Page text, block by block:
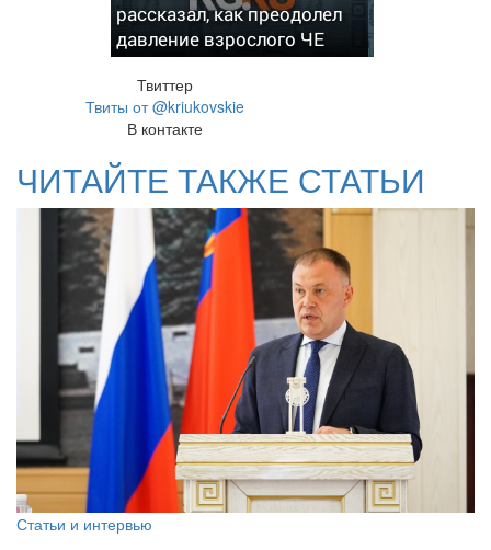
рассказал, как преодолел
давление взрослого ЧЕ
Твиттер
Твиты от @kriukovskie
В контакте
ЧИТАЙТЕ ТАКЖЕ СТАТЬИ
Статьи и интервью